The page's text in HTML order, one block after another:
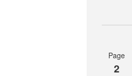
Page
2